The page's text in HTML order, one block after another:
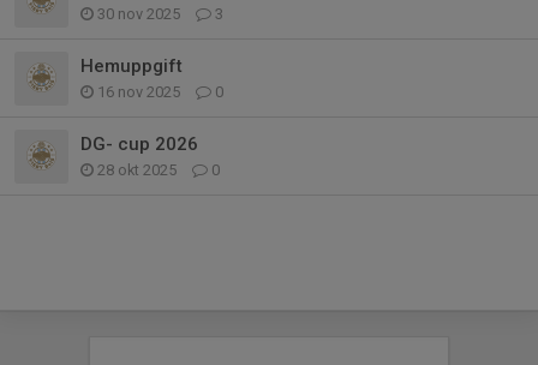
30 nov 2025 3
Hemuppgift
16 nov 2025 0
DG- cup 2026
28 okt 2025 0